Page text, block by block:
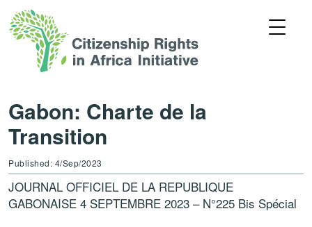
Gabon: Charte de la
Transition
Published: 4/Sep/2023
JOURNAL OFFICIEL DE LA REPUBLIQUE
GABONAISE 4 SEPTEMBRE 2023 – N°225 Bis Spécial